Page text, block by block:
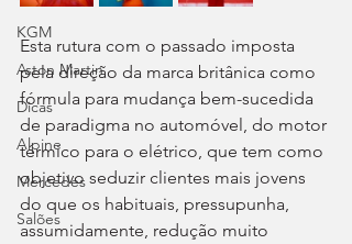
KGM
Aston Martin
Dicas
Alpine
Mercedes
Salões
Esta rutura com o passado imposta
pela direção da marca britânica como
fórmula para mudança bem-sucedida
de paradigma no automóvel, do motor
térmico para o elétrico, que tem como
objetivo seduzir clientes mais jovens
do que os habituais, pressupunha,
assumidamente, redução muito